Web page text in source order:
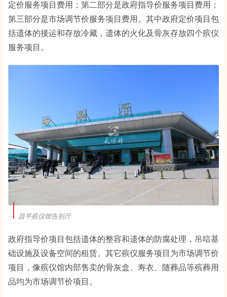
定价服务项目费用；第二部分是政府指导价服务项目费用；
第三部分是市场调节价服务项目费用。其中政府定价项目包
括遗体的接运和存放冷藏，遗体的火化及骨灰存放四个殡仪
服务项目。
昌平殡仪馆告别厅
政府指导价项目包括遗体的整容和遗体的防腐处理，吊唁基
础设施及设备空间的租赁。其它殡仪服务项目为市场调节价
项目，像殡仪馆内部售卖的骨灰盒、寿衣、随葬品等殡葬用
品均为市场调节价项目。